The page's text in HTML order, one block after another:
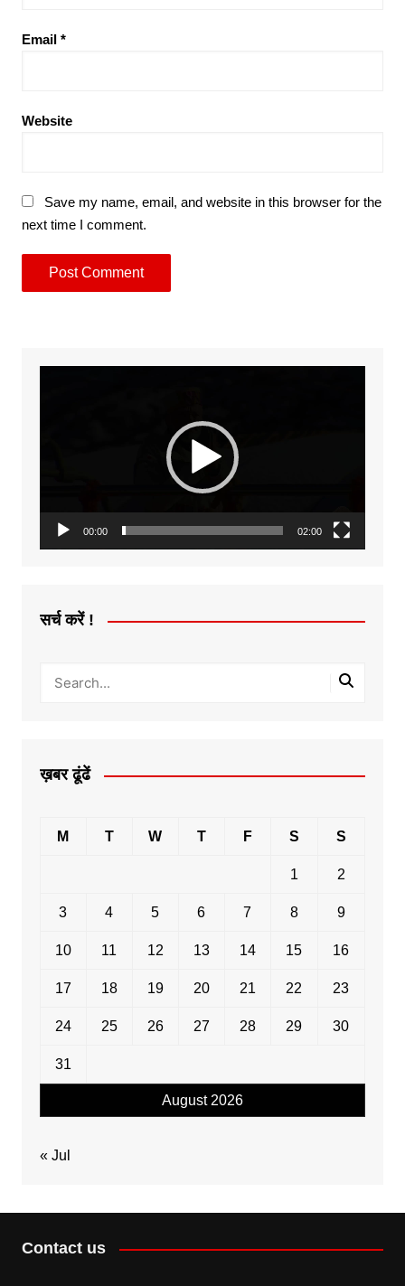
Email *
Website
Save my name, email, and website in this browser for the
next time I comment.
00:00 02:00
सर्च करें !
ख़बर ढूंढें
August 2026
M T W T F S S
1 2
3 4 5 6 7 8 9
10 11 12 13 14 15 16
17 18 19 20 21 22 23
24 25 26 27 28 29 30
31
« Jul
Contact us